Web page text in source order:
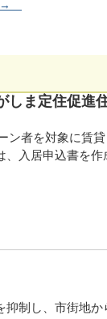
→
しま定住促進
者を対象に賃貸
入居申込書を
制し、市街地